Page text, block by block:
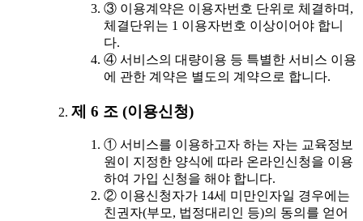
③ 이용계약은 이용자번호 단위로 체결하며,
체결단위는 1 이용자번호 이상이어야 합니
다.
④ 서비스의 대량이용 등 특별한 서비스 이용
에 관한 계약은 별도의 계약으로 합니다.
제 6 조 (이용신청)
① 서비스를 이용하고자 하는 자는 교육정보
원이 지정한 양식에 따라 온라인신청을 이용
하여 가입 신청을 해야 합니다.
② 이용신청자가 14세 미만인자일 경우에는
친권자(부모, 법정대리인 등)의 동의를 얻어